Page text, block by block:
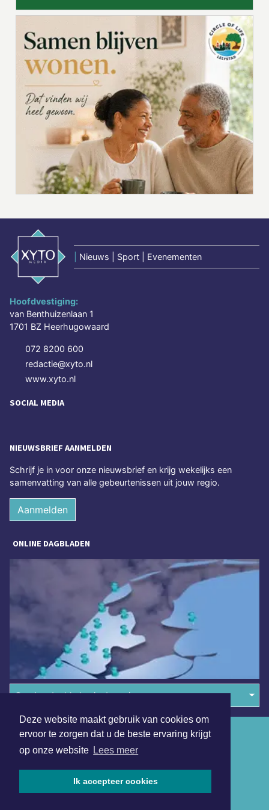
Deze website maakt gebruik van cookies om
ervoor te zorgen dat u de beste ervaring krijgt
op onze website Lees meer
Ik accepteer cookies
Nieuws | Sport | Evenementen
Hoofdvestiging:
van Benthuizenlaan 1
1701 BZ Heerhugowaard
072 8200 600
redactie@xyto.nl
www.xyto.nl
SOCIAL MEDIA
NIEUWSBRIEF AANMELDEN
Schrijf je in voor onze nieuwsbrief en krijg wekelijks een
samenvatting van alle gebeurtenissen uit jouw regio.
Aanmelden
ONLINE DAGBLADEN
Overige dagbladen in de regio
Algemene voorwaarden
Disclaimer